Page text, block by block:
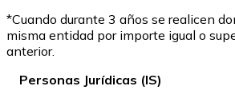
*Cuando durante 3 años se realicen
misma entidad por importe igual o
anterior.
Personas Jurídicas (IS)